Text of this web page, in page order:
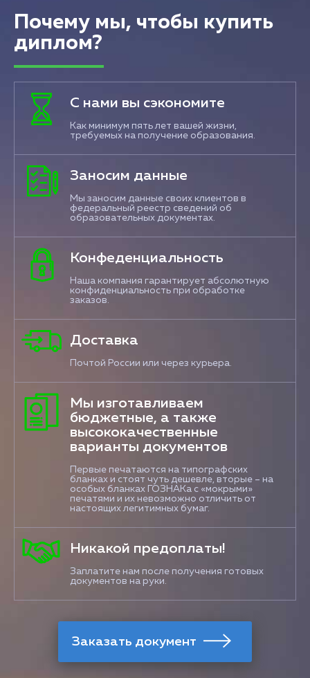
Почему мы, чтобы купить
диплом?
С нами вы сэкономите
Как минимум пять лет вашей жизни,
требуемых на получение образования.
Заносим данные
Мы заносим данные своих клиентов в
федеральный реестр сведений об
образовательных документах.
Конфеденциальность
Наша компания гарантирует абсолютную
конфиденциальность при обработке
заказов.
Доставка
Почтой России или через курьера.
Мы изготавливаем
бюджетные, а также
высококачественные
варианты документов
Первые печатаются на типографских
бланках и стоят чуть дешевле, вторые – на
особых бланках ГОЗНАКа с «мокрыми»
печатями и их невозможно отличить от
настоящих легитимных бумаг.
Никакой предоплаты!
Заплатите нам после получения готовых
документов на руки.